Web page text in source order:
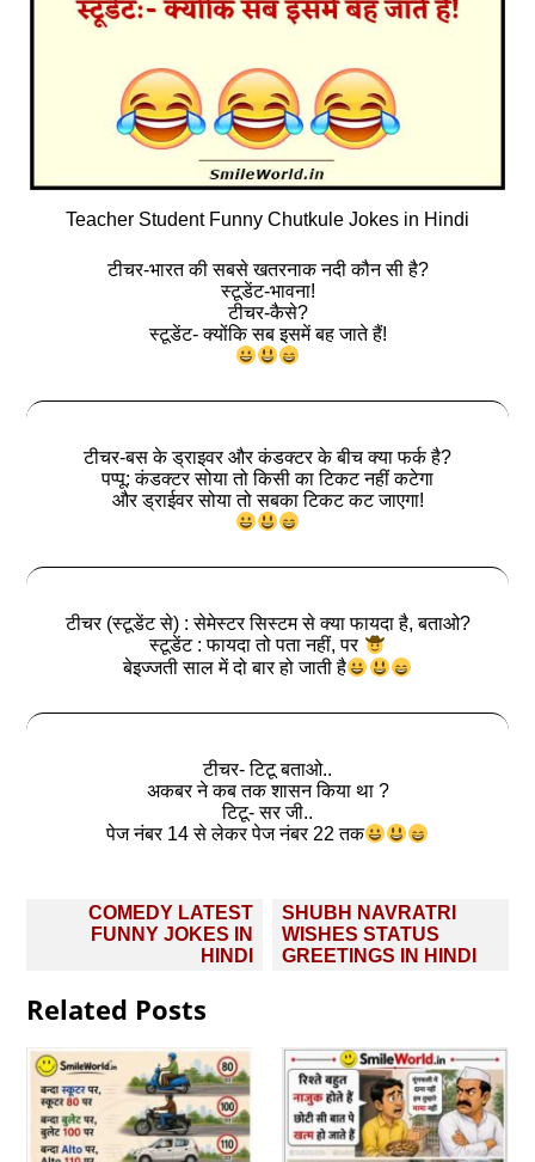
Teacher Student Funny Chutkule Jokes in Hindi
टीचर-भारत की सबसे खतरनाक नदी कौन सी है?
स्टूडेंट-भावना!
टीचर-कैसे?
स्टूडेंट- क्योंकि सब इसमें बह जाते हैं!
टीचर-बस के ड्राइवर और कंडक्टर के बीच क्या फर्क है?
पप्पू: कंडक्टर सोया तो किसी का टिकट नहीं कटेगा
और ड्राईवर सोया तो सबका टिकट कट जाएगा!
टीचर (स्टूडेंट से) : सेमेस्टर सिस्टम से क्या फायदा है, बताओ?
स्टूडेंट : फायदा तो पता नहीं, पर
बेइज्जती साल में दो बार हो जाती है
टीचर- टिटू बताओ..
अकबर ने कब तक शासन किया था ?
टिटू- सर जी..
पेज नंबर 14 से लेकर पेज नंबर 22 तक
navigation
COMEDY LATEST
FUNNY JOKES IN
HINDI
SHUBH NAVRATRI
WISHES STATUS
GREETINGS IN HINDI
Related Posts